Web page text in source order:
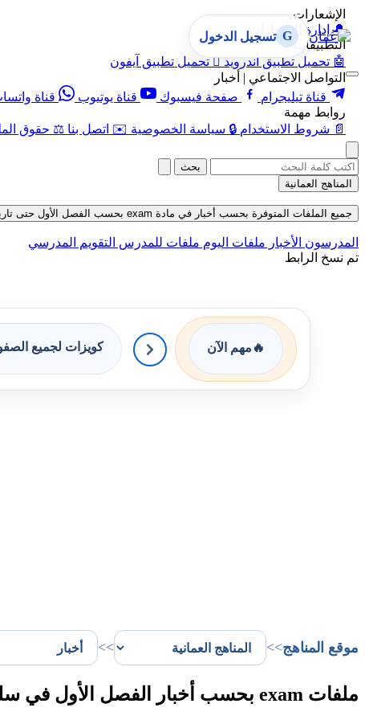
الإشعارات
🔔 إدارة الإشعارات
التطبيقات
🤖 تحميل تطبيق أندرويد  تحميل تطبيق آيفون
التواصل الاجتماعي | أخبار
قناة تيليجرام
صفحة فيسبوك قناة يوتيوب قناة
روابط مهمة
📄 شروط الاستخدام 🔒 سياسة الخصوصية ✉️ اتصل بنا ⚖️ حقوق
G تسجيل الدخول
بحث
المناهج العمانية
جميع الملفات المتوفرة بحسب أخبار في مادة exam بحسب الفصل الأول حتى تاريخ 06-08-2026
المدرسون الأخبار ملفات اليوم ملفات للمدرس التقويم المدرسي
تم نسخ الرابط
🔥 مهم الآن كويزات لجميع
موقع المناهج>>
>>
ملفات exam بحسب أخبار الفصل الأول في سلطنة عُمان